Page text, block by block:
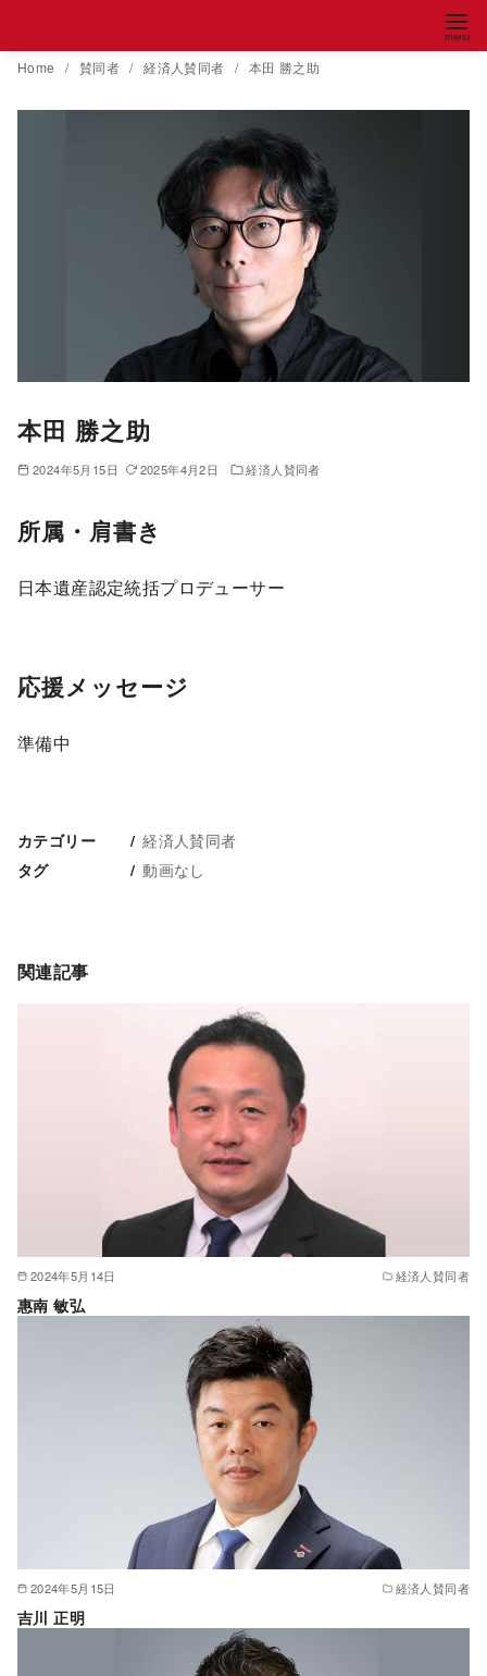
Home 賛同者 経済人賛同者 本田 勝之助
本田 勝之助
2024年5月15日 2025年4月2日 経済人賛同者
所属・肩書き
日本遺産認定統括プロデューサー
応援メッセージ
準備中
カテゴリー 経済人賛同者
タグ 動画なし
関連記事
2024年5月14日 経済人賛同者
惠南 敏弘
2024年5月15日 経済人賛同者
吉川 正明